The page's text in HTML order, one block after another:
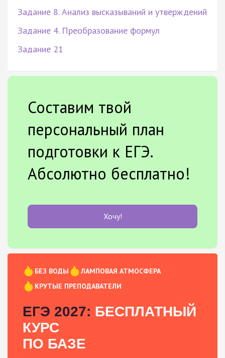
Задание 8. Анализ высказываний и утверждений
Задание 4. Преобразование формул
Задание 21
Составим твой
персональный план
подготовки к ЕГЭ.
Абсолютно бесплатно!
Хочу!
БЕЗ ВОДЫ
ЛАМПОВАЯ АТМОСФЕРА
КРУТЫЕ ПРЕПОДАВАТЕЛИ
ЕГЭ 2027: БЕСПЛАТНЫЙ
КУРС
ПО БАЗЕ